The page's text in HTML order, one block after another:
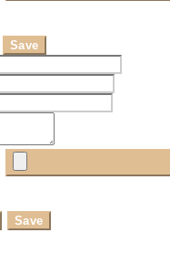
Save
Save